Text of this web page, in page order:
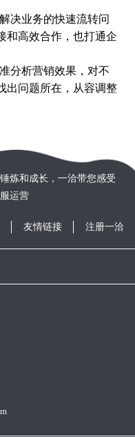
决业务的快速流转问
和高效合作，也打通企
分析营销效果，对不
出问题所在，从容调整
炼和成长，一洽带您感受
运营
友情链接 注册一洽